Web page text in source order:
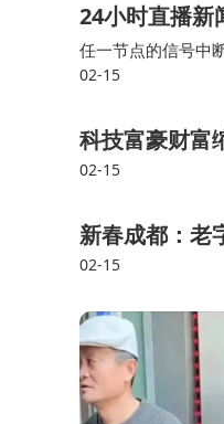
24小时直播新
任一节点的信号中
的基础硬件保障。
02-15
科技富豪财富
02-15
新春成都：老
02-15